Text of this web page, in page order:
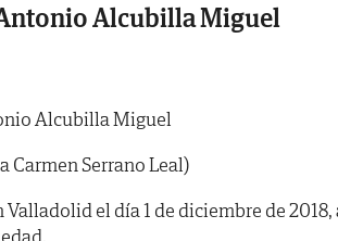
Alcubilla Miguel
Alcubilla Miguel
Carmen Serrano Leal)
el día 1 de diciembre de 2018,